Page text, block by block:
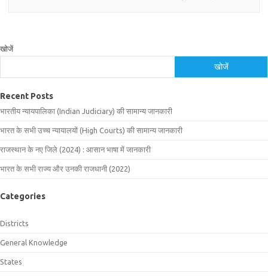
खोजें
खोजें
Recent Posts
भारतीय न्यायपालिका (Indian Judiciary) की सामान्य जानकारी
भारत के सभी उच्च न्यायालयों (High Courts) की सामान्य जानकारी
राजस्थान के नए जिले (2024) : आसान भाषा में जानकारी
भारत के सभी राज्य और उनकी राजधानी (2022)
Categories
Districts
General Knowledge
States